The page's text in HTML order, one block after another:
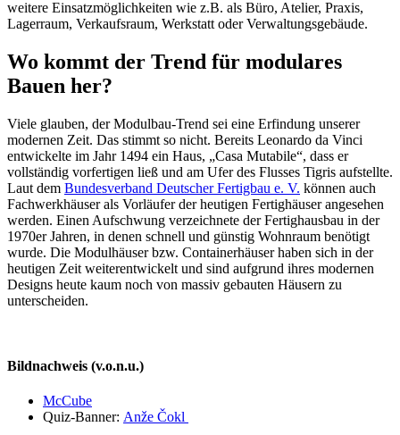
weitere Einsatzmöglichkeiten wie z.B. als Büro, Atelier, Praxis,
Lagerraum, Verkaufsraum, Werkstatt oder Verwaltungsgebäude.
Wo kommt der Trend für modulares
Bauen her?
Viele glauben, der Modulbau-Trend sei eine Erfindung unserer
modernen Zeit. Das stimmt so nicht. Bereits Leonardo da Vinci
entwickelte im Jahr 1494 ein Haus, „Casa Mutabile“, dass er
vollständig vorfertigen ließ und am Ufer des Flusses Tigris aufstellte.
Laut dem Bundesverband Deutscher Fertigbau e. V. können auch
Fachwerkhäuser als Vorläufer der heutigen Fertighäuser angesehen
werden. Einen Aufschwung verzeichnete der Fertighausbau in der
1970er Jahren, in denen schnell und günstig Wohnraum benötigt
wurde. Die Modulhäuser bzw. Containerhäuser haben sich in der
heutigen Zeit weiterentwickelt und sind aufgrund ihres modernen
Designs heute kaum noch von massiv gebauten Häusern zu
unterscheiden.
Bildnachweis (v.o.n.u.)
McCube
Quiz-Banner: Anže Čokl